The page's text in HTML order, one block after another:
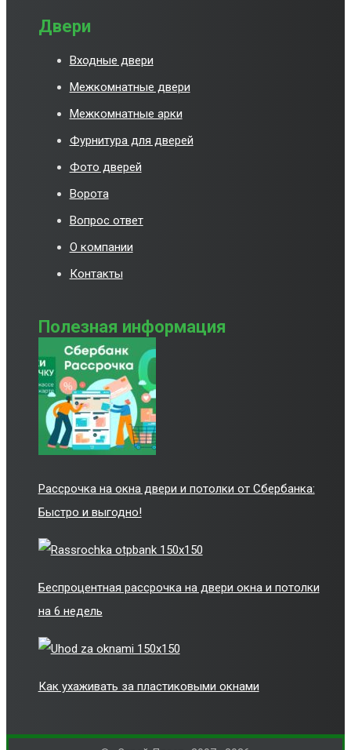
Двери
Входные двери
Межкомнатные двери
Межкомнатные арки
Фурнитура для дверей
Фото дверей
Ворота
Вопрос ответ
О компании
Контакты
Полезная информация
Рассрочка на окна двери и потолки от Сбербанка:
Быстро и выгодно!
Беспроцентная рассрочка на двери окна и потолки
на 6 недель
Как ухаживать за пластиковыми окнами